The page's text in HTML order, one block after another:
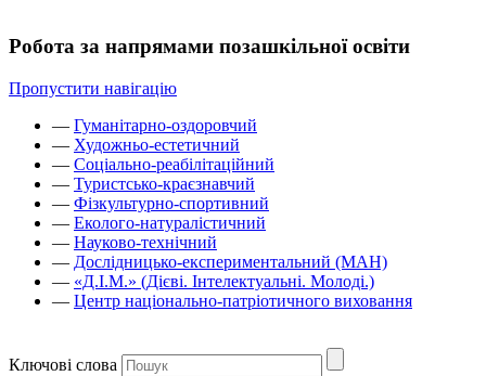
Робота за напрямами позашкільної освіти
Пропустити навігацію
— Гуманітарно-оздоровчий
— Художньо-естетичний
— Соціально-реабілітаційний
— Туристсько-краєзнавчий
— Фізкультурно-спортивний
— Еколого-натуралістичний
— Науково-технічний
— Дослідницько-експериментальний (МАН)
— «Д.І.М.» (Дієві. Інтелектуальні. Молоді.)
— Центр національно-патріотичного виховання
Ключові слова